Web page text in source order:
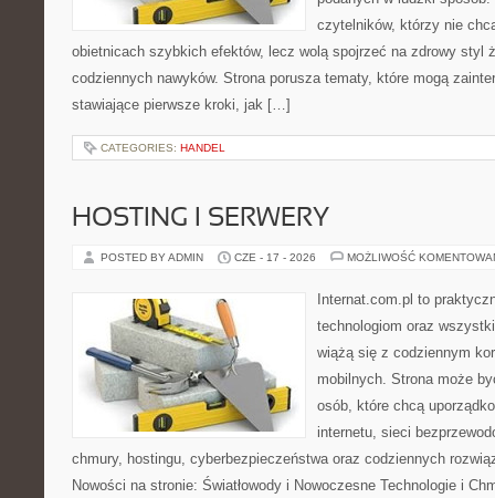
czytelników, którzy nie
obietnicach szybkich efektów, lecz wolą spojrzeć na zdrowy styl
codziennych nawyków. Strona porusza tematy, które mogą
stawiające pierwsze kroki, jak […]
CATEGORIES: HANDEL
HOSTING I SERWERY
POSTED BY ADMIN CZE - 17 - 2026 MOŻLIWOŚĆ
Internat.com.pl to
technologiom oraz
wiążą się z codziennym
mobilnych. Strona może
osób, które chcą
internetu, sieci
chmury, hostingu, cyberbezpieczeństwa oraz codziennych
Nowości na stronie: Światłowody i Nowoczesne Technologie i